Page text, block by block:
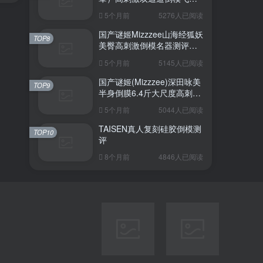
5个月前 5276人已阅读
国产谜姬Mizzzee山海经狐妖
美臀高刺激倒模名器测评报
5个月前 5145人已阅读
TOP8
国产谜姬(Mizzzee)深田咏美
半身倒膜6.4斤大尺度高刺激
5个月前 5044人已阅读
TOP9
TAISEN真人复刻硅胶倒模测
评
8个月前 4846人已阅读
TOP10